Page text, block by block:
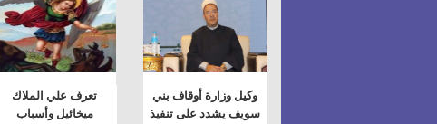
وكيل وزارة أوقاف بني
سويف يشدد على تنفيذ
تعرف علي الملاك
ميخائيل وأسباب